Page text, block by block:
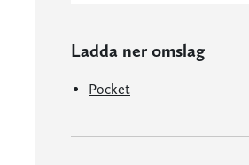
Ladda ner omslag
Pocket